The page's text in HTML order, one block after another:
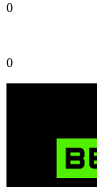
0
0